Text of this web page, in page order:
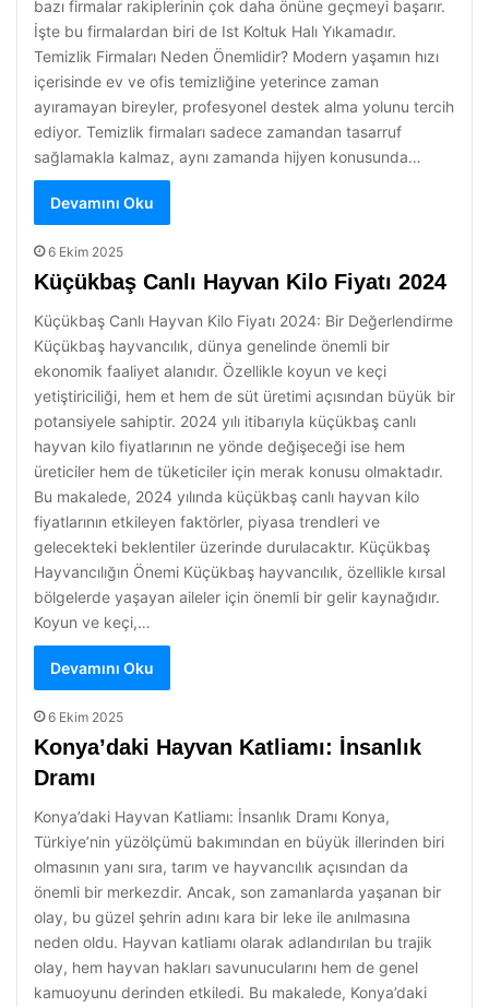
bazı firmalar rakiplerinin çok daha önüne geçmeyi başarır.
İşte bu firmalardan biri de Ist Koltuk Halı Yıkamadır.
Temizlik Firmaları Neden Önemlidir? Modern yaşamın hızı
içerisinde ev ve ofis temizliğine yeterince zaman
ayıramayan bireyler, profesyonel destek alma yolunu tercih
ediyor. Temizlik firmaları sadece zamandan tasarruf
sağlamakla kalmaz, aynı zamanda hijyen konusunda…
Devamını Oku
6 Ekim 2025
Küçükbaş Canlı Hayvan Kilo Fiyatı 2024
Küçükbaş Canlı Hayvan Kilo Fiyatı 2024: Bir Değerlendirme
Küçükbaş hayvancılık, dünya genelinde önemli bir
ekonomik faaliyet alanıdır. Özellikle koyun ve keçi
yetiştiriciliği, hem et hem de süt üretimi açısından büyük bir
potansiyele sahiptir. 2024 yılı itibarıyla küçükbaş canlı
hayvan kilo fiyatlarının ne yönde değişeceği ise hem
üreticiler hem de tüketiciler için merak konusu olmaktadır.
Bu makalede, 2024 yılında küçükbaş canlı hayvan kilo
fiyatlarının etkileyen faktörler, piyasa trendleri ve
gelecekteki beklentiler üzerinde durulacaktır. Küçükbaş
Hayvancılığın Önemi Küçükbaş hayvancılık, özellikle kırsal
bölgelerde yaşayan aileler için önemli bir gelir kaynağıdır.
Koyun ve keçi,…
Devamını Oku
6 Ekim 2025
Konya’daki Hayvan Katliamı: İnsanlık
Dramı
Konya’daki Hayvan Katliamı: İnsanlık Dramı Konya,
Türkiye’nin yüzölçümü bakımından en büyük illerinden biri
olmasının yanı sıra, tarım ve hayvancılık açısından da
önemli bir merkezdir. Ancak, son zamanlarda yaşanan bir
olay, bu güzel şehrin adını kara bir leke ile anılmasına
neden oldu. Hayvan katliamı olarak adlandırılan bu trajik
olay, hem hayvan hakları savunucularını hem de genel
kamuoyunu derinden etkiledi. Bu makalede, Konya’daki